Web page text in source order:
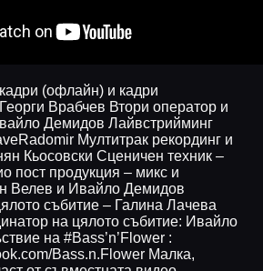
(офлайн) и кадри
Врабчев Втори оператор и
Демидов Лайвстрийминг
Мултитрак рекординг и
Кьосовски Сценичен техник –
пост продукция – микс и
Велев и Ивайло Демидов
събитие – Галина Лачева
на цялото събитие: Ивайло
на #Bass’n’Flower :
Bass.n.Flower Малка,